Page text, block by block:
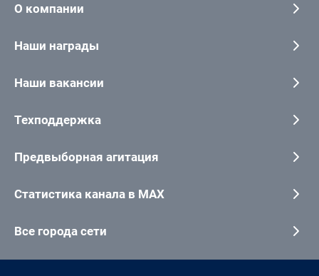
О компании
Наши награды
Наши вакансии
Техподдержка
Предвыборная агитация
Статистика канала в MAX
Все города сети